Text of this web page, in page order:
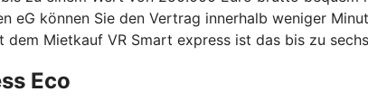
eG können Sie den Vertrag innerhalb weniger
dem Mietkauf VR Smart express ist das bis zu
Eco